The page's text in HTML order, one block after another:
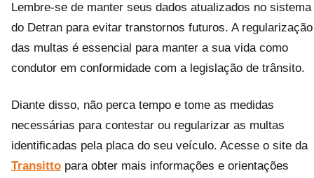
Lembre-se de manter seus dados atualizados no sistema
do Detran para evitar transtornos futuros. A regularização
das multas é essencial para manter a sua vida como
condutor em conformidade com a legislação de trânsito.
Diante disso, não perca tempo e tome as medidas
necessárias para contestar ou regularizar as multas
identificadas pela placa do seu veículo. Acesse o site da
Transitto para obter mais informações e orientações